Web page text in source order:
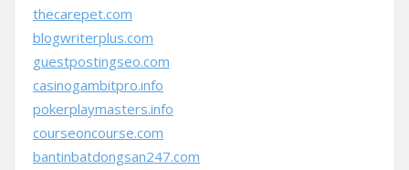
thecarepet.com
blogwriterplus.com
guestpostingseo.com
casinogambitpro.info
pokerplaymasters.info
courseoncourse.com
bantinbatdongsan247.com